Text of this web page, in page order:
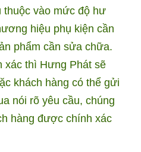
thuộc vào mức độ hư
hiệu phụ kiện cần
phẩm cần sửa chữa.
xác thì Hưng Phát sẽ
khách hàng có thể gửi
nói rõ yêu cầu, chúng
hàng được chính xác